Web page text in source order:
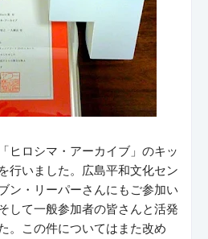
ヒロシマ・アーカイブ」のキッ
行いました。広島平和文化セン
ン・リーパーさんにもご参加い
して一般参加者の皆さんと活発
。この件についてはまた改め